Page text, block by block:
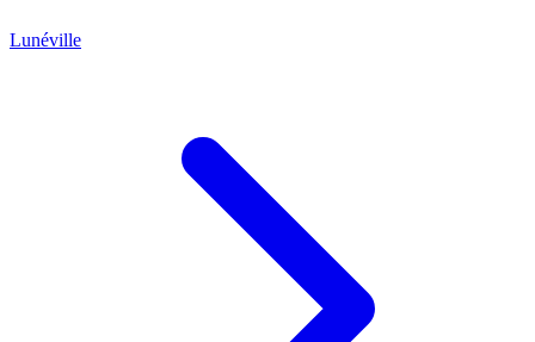
Lunéville